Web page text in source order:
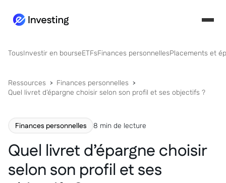
TousInvestir en bourseETFsFinances personnellesPlacements et
Ressources
Finances personnelles
Quel livret d’épargne choisir selon son profil et ses objectifs ?
Finances personnelles 8 min de lecture
Quel livret d’épargne choisir
selon son profil et ses